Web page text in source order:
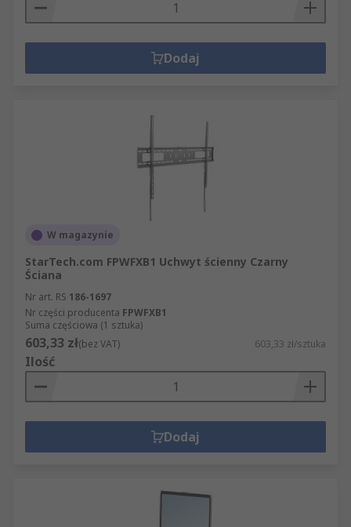
Dodaj
W magazynie
StarTech.com FPWFXB1 Uchwyt ścienny Czarny
Ściana
Nr art. RS 186-1697
Nr części producenta FPWFXB1
Suma częściowa (1 sztuka)
603,33 zł(bez VAT) 603,33 zł/sztuka
Ilość
Dodaj